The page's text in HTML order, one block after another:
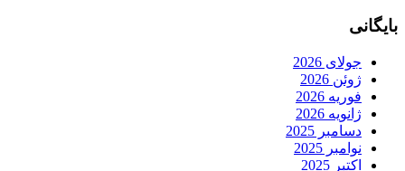
بایگانی
جولای 2026
ژوئن 2026
فوریه 2026
ژانویه 2026
دسامبر 2025
نوامبر 2025
اکتبر 2025